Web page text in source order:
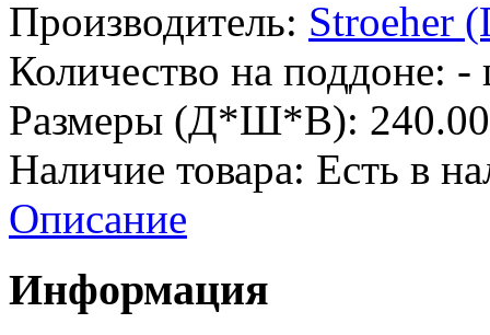
Производитель: Stroeher
Количество на поддоне: -
Размеры (Д*Ш*В):
Наличие товара: Есть в
Описание
Информация